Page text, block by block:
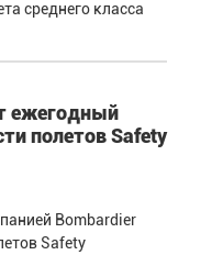
среднего класса
ежегодный
полетов Safety
Bombardier
Safety